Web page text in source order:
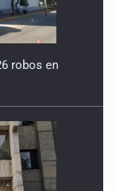
robos en